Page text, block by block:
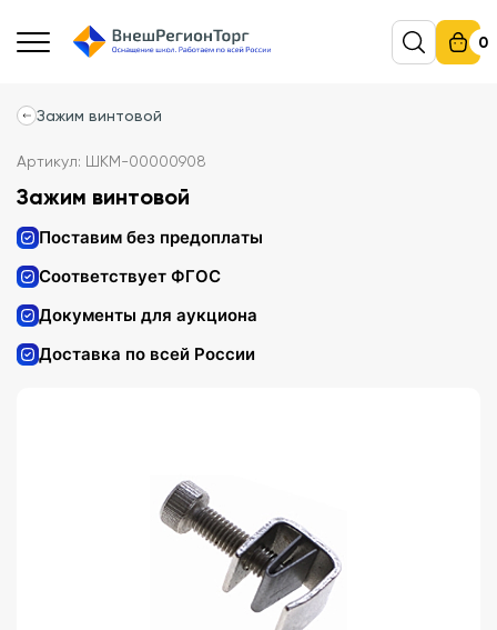
0
Зажим винтовой
Артикул: ШКМ-00000908
Зажим винтовой
Поставим без предоплаты
Соответствует ФГОС
Документы для аукциона
Доставка по всей России